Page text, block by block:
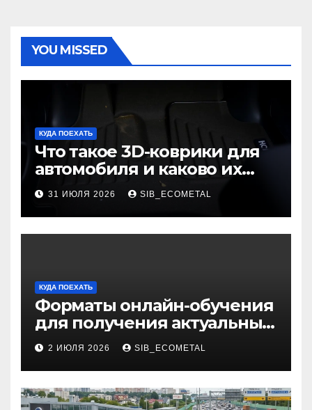
YOU MISSED
КУДА ПОЕХАТЬ
Что такое 3D-коврики для
автомобиля и каково их
основное назначение
31 ИЮЛЯ 2026 SIB_ECOMETAL
КУДА ПОЕХАТЬ
Форматы онлайн-обучения
для получения актуальных
профессий
2 ИЮЛЯ 2026 SIB_ECOMETAL